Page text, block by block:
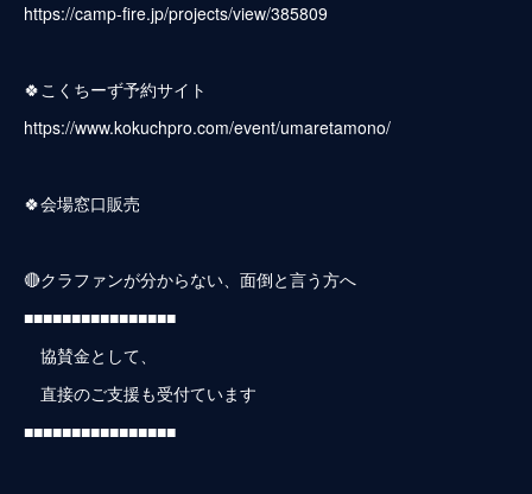
https://camp-fire.jp/projects/view/385809
🍀こくちーず予約サイト
https://www.kokuchpro.com/event/umaretamono/
🍀会場窓口販売
🔴クラファンが分からない、面倒と言う方へ
■■■■■■■■■■■■■■■■
協賛金として、
直接のご支援も受付ています
■■■■■■■■■■■■■■■■